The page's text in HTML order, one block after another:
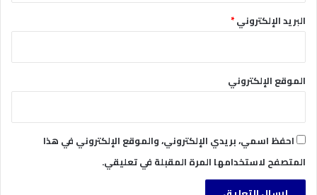
البريد الإلكتروني*
الموقع الإلكتروني
احفظ اسمي، بريدي الإلكتروني، والموقع الإلكتروني في هذا
المتصفح لاستخدامها المرة المقبلة في تعليقي.